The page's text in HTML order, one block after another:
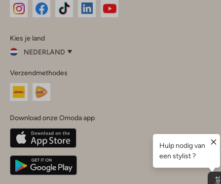
InstagramFacebook
Kies je land
NEDERLAND
je
land
Nederland
Belgique(Français)
Deutschland
Verzendmethodes
Download onze Omoda app